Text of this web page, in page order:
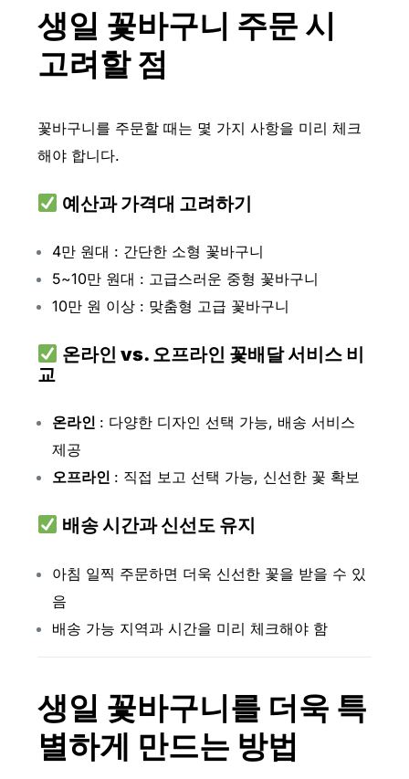
생일 꽃바구니 주문 시
고려할 점
꽃바구니를 주문할 때는 몇 가지 사항을 미리 체크
해야 합니다.
예산과 가격대 고려하기
4만 원대 : 간단한 소형 꽃바구니
5~10만 원대 : 고급스러운 중형 꽃바구니
10만 원 이상 : 맞춤형 고급 꽃바구니
온라인 vs. 오프라인 꽃배달 서비스 비
교
온라인 : 다양한 디자인 선택 가능, 배송 서비스
제공
오프라인 : 직접 보고 선택 가능, 신선한 꽃 확보
배송 시간과 신선도 유지
아침 일찍 주문하면 더욱 신선한 꽃을 받을 수 있
음
배송 가능 지역과 시간을 미리 체크해야 함
생일 꽃바구니를 더욱 특
별하게 만드는 방법